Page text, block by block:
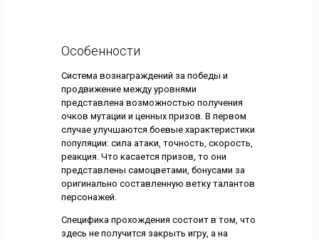
Особенности
Система вознаграждений за победы и
продвижение между уровнями
представлена возможностью получения
очков мутации и ценных призов. В первом
случае улучшаются боевые характеристики
популяции: сила атаки, точность, скорость,
реакция. Что касается призов, то они
представлены самоцветами, бонусами за
оригинально составленную ветку талантов
персонажей.
Специфика прохождения состоит в том, что
здесь не получится закрыть игру, а на